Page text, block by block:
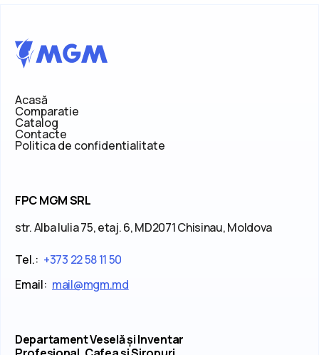
Acasă
Comparatie
Catalog
Contacte
Politica de confidentialitate
FPC MGM SRL
str. Alba Iulia 75, etaj. 6, MD2071 Chisinau, Moldova
Tel.: +373 22 58 11 50
Email: mail@mgm.md
Departament Veselă și Inventar